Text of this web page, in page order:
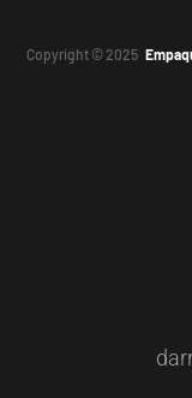
Copyright © 2025